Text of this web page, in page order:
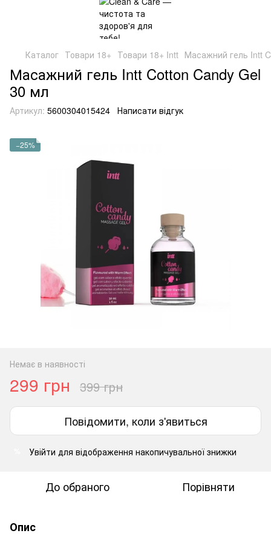
Каталог Товари 18+ Товари 18+ Intt Масажний гель Intt
Масажний гель Intt Cotton Candy Gel
30 мл
Артикул: 5600304015424 Написати відгук
−25%
Немає в наявності
299 грн 399 грн
Повідомити, коли з'явиться
Увійти для відображення накопичувальної знижки
До обраного Порівняти
Опис